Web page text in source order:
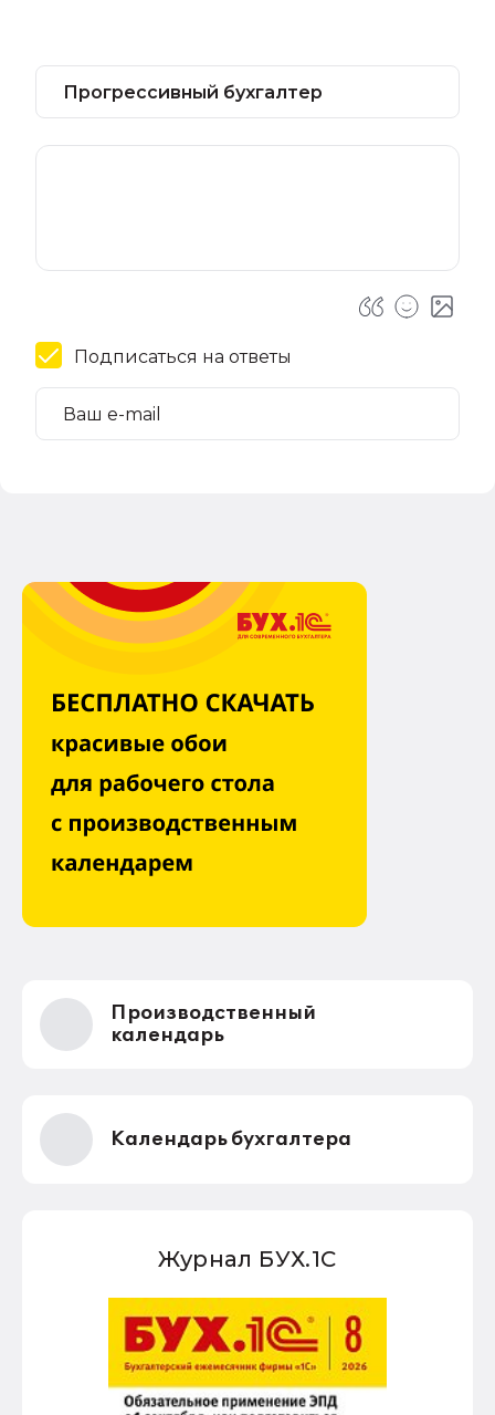
Подписаться на ответы
Производственный
календарь
Календарь бухгалтера
Журнал БУХ.1С